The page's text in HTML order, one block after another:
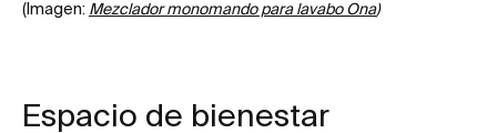
(Imagen: Mezclador monomando para lavabo Ona)
Espacio de bienestar